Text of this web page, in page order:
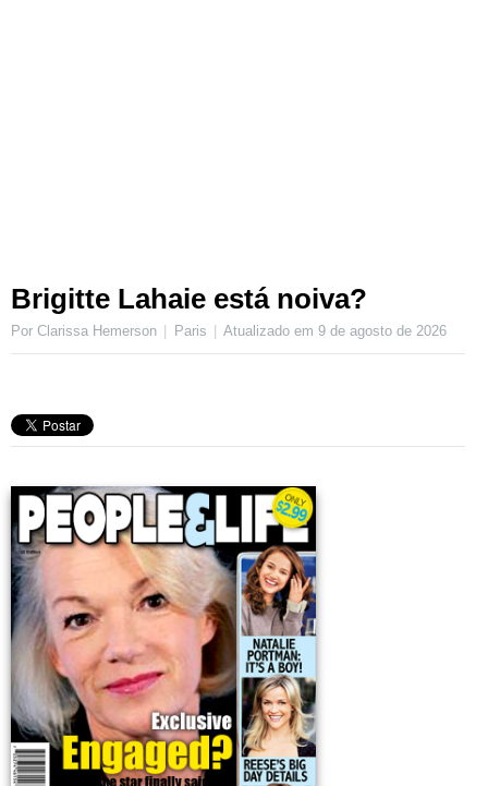
Brigitte Lahaie está noiva?
Por Clarissa Hemerson Paris Atualizado em9 de agosto de 2026